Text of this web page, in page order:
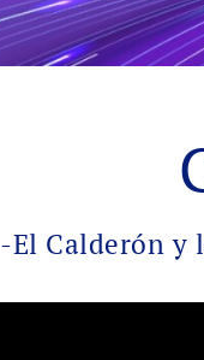
-El Calderón y